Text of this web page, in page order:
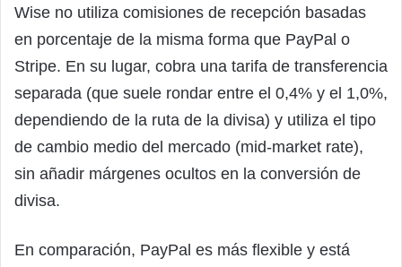
Wise no utiliza comisiones de recepción basadas
en porcentaje de la misma forma que PayPal o
Stripe. En su lugar, cobra una tarifa de transferencia
separada (que suele rondar entre el 0,4% y el 1,0%,
dependiendo de la ruta de la divisa) y utiliza el tipo
de cambio medio del mercado (mid-market rate),
sin añadir márgenes ocultos en la conversión de
divisa.
En comparación, PayPal es más flexible y está